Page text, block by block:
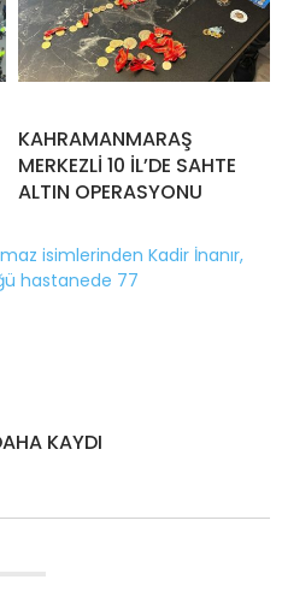
KAHRAMANMARAŞ
MERKEZLİ 10 İL’DE SAHTE
ALTIN OPERASYONU
KAYDI